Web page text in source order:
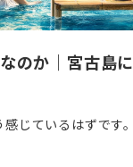
のか｜宮古島に
じているはずです。